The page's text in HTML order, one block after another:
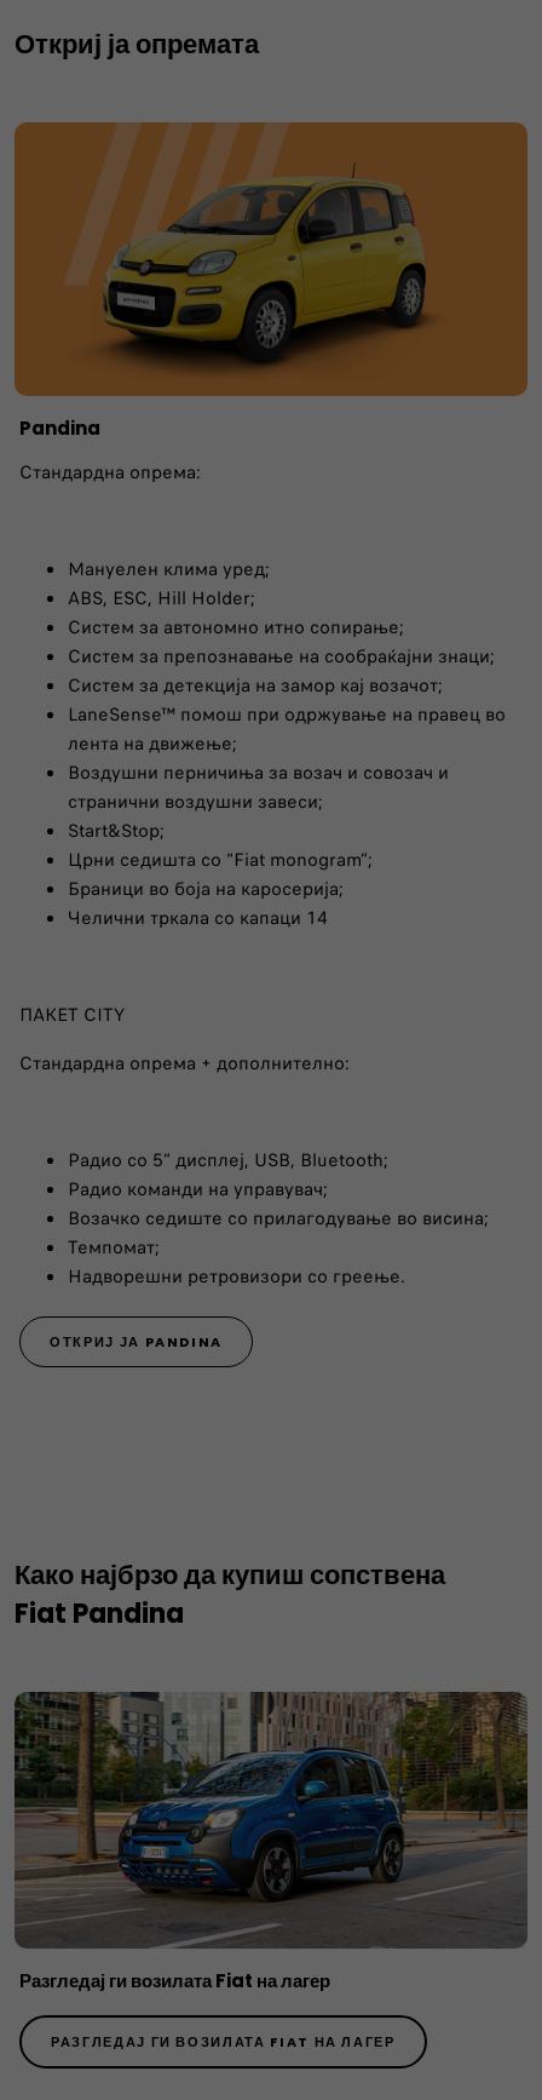
Откриј ја опремата
Pandina
Стандардна опрема:
Мануелен клима уред;
ABS, ESC, Hill Holder;
Систем за автономно итно сопирање;
Систем за препознавање на сообраќајни знаци;
Систем за детекција на замор кај возачот;
LaneSense™ помош при одржување на правец во
лента на движење;
Воздушни перничиња за возач и совозач и
странични воздушни завеси;
Start&Stop;
Црни седишта со “Fiat monogram”;
Браници во боја на каросерија;
Челични тркала со капаци 14
ПАКЕТ CITY
Стандардна опрема + дополнително:
Радио со 5” дисплеј, USB, Bluetooth;
Радио команди на управувач;
Возачко седиште со прилагодување во висина;
Темпомат;
Надворешни ретровизори со греење.
ОТКРИЈ ЈА PANDINA
Како најбрзо да купиш сопствена
Fiat Pandina
Разгледај ги возилата Fiat на лагер
РАЗГЛЕДАЈ ГИ ВОЗИЛАТА FIAT НА ЛАГЕР